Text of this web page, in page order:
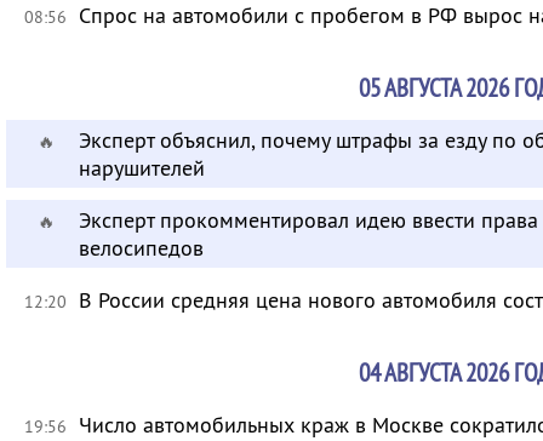
08:56 Спрос на автомобили с пробегом в РФ вырос
05 АВГУСТА 2026
🔥
Эксперт объяснил, почему штрафы за езду по
нарушителей
🔥
Эксперт прокомментировал идею ввести
велосипедов
12:20 В России средняя цена нового автомобиля
04 АВГУСТА 2026
19:56 Число автомобильных краж в Москве